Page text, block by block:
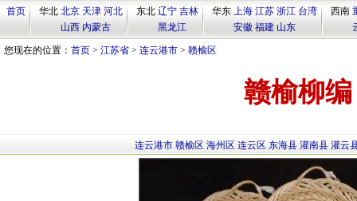
首页 华北 北京 天津 河北
山西 内蒙古
东北 辽宁 吉林
黑龙江
华东 上海 江苏 浙江 台湾
安徽 福建 山东
西南
您现在的位置： 首页 > 江苏省 > 连云港市 > 赣榆区
赣榆柳编
连云港市 赣榆区 海州区 连云区 东海县 灌南县 灌云